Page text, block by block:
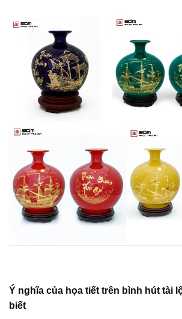
Ý nghĩa của họa tiết trên bình hút tài
biết